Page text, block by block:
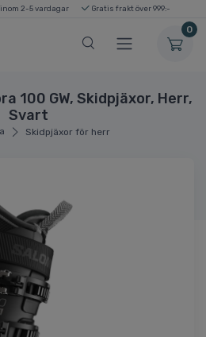
2-5 vardagar Gratis frakt över 999:-
0
100 GW, Skidpjäxor, Herr,
Svart
Skidpjäxor för herr